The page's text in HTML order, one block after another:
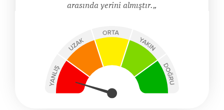
arasında yerini almıştır.